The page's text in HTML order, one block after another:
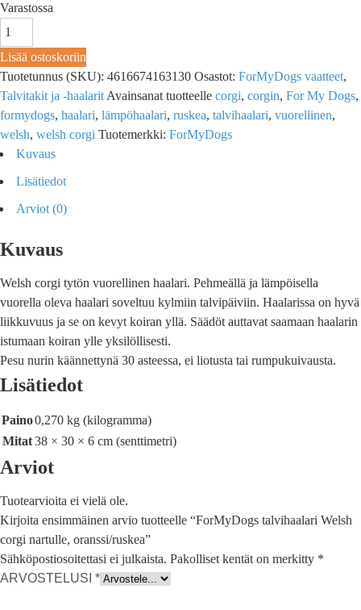
Varastossa
Lisää ostoskoriin
Tuotetunnus (SKU): 4616674163130 Osastot: ForMyDogs vaatteet,
Talvitakit ja -haalarit Avainsanat tuotteelle corgi, corgin, For My Dogs,
formydogs, haalari, lämpöhaalari, ruskea, talvihaalari, vuorellinen,
welsh, welsh corgi Tuotemerkki: ForMyDogs
Kuvaus
Lisätiedot
Arviot (0)
Kuvaus
Welsh corgi tytön vuorellinen haalari. Pehmeällä ja lämpöisella
vuorella oleva haalari soveltuu kylmiin talvipäiviin. Haalarissa on hyvä
liikkuvuus ja se on kevyt koiran yllä. Säädöt auttavat saamaan haalarin
istumaan koiran ylle yksilöllisesti.
Pesu nurin käännettynä 30 asteessa, ei liotusta tai rumpukuivausta.
Lisätiedot
Paino0,270 kg (kilogramma)
Mitat38 × 30 × 6 cm (senttimetri)
Arviot
Tuotearvioita ei vielä ole.
Kirjoita ensimmäinen arvio tuotteelle “ForMyDogs talvihaalari Welsh
corgi nartulle, oranssi/ruskea”
Sähköpostiosoitettasi ei julkaista. Pakolliset kentät on merkitty *
ARVOSTELUSI *